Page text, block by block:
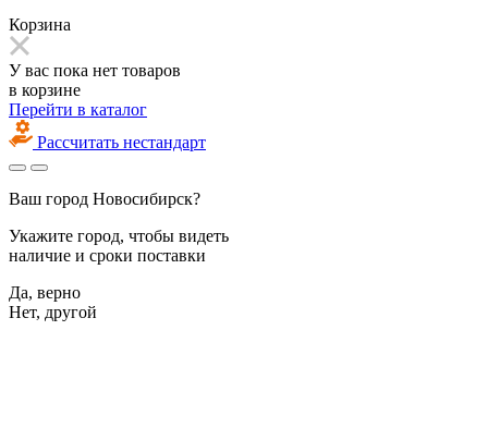
Корзина
У вас пока нет товаров
в корзине
Перейти в каталог
Рассчитать нестандарт
Ваш город Новосибирск?
Укажите город, чтобы видеть
наличие и сроки поставки
Да, верно
Нет, другой